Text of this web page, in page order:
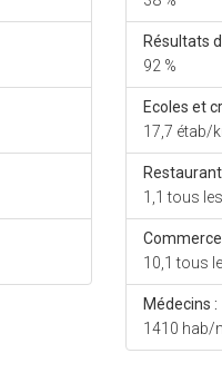
Résultats
92 %
Ecoles et
17,7 étab/
1,1 tous
10,1 tous
Médecins :
1410 hab/